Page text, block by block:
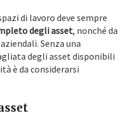
di lavoro deve sempre
degli asset, nonché da
Senza una
degli asset disponibili
è da considerarsi